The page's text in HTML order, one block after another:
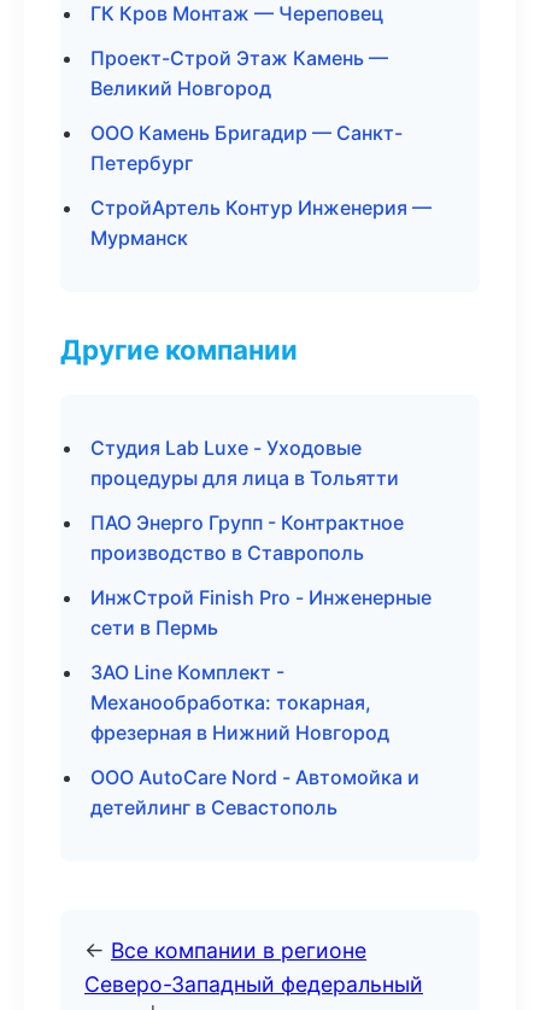
ГК Кров Монтаж — Череповец
Проект-Строй Этаж Камень —
Великий Новгород
ООО Камень Бригадир — Санкт-
Петербург
СтройАртель Контур Инженерия —
Мурманск
Другие компании
Студия Lab Luxe - Уходовые
процедуры для лица в Тольятти
ПАО Энерго Групп - Контрактное
производство в Ставрополь
ИнжСтрой Finish Pro - Инженерные
сети в Пермь
ЗАО Line Комплект -
Механообработка: токарная,
фрезерная в Нижний Новгород
ООО AutoCare Nord - Автомойка и
детейлинг в Севастополь
← Все компании в регионе
Северо-Западный федеральный